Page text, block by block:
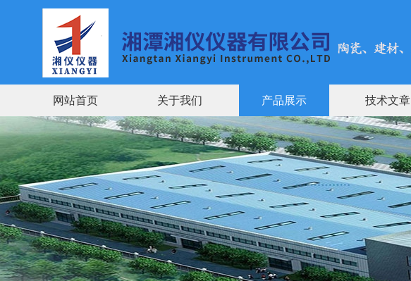
网站首页 关于我们 产品展示 技术文章